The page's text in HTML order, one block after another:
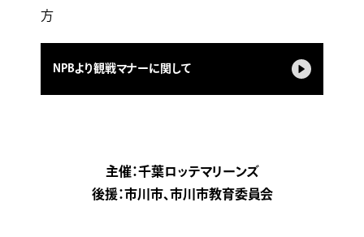
方
NPBより観戦マナーに関して
主催：千葉ロッテマリーンズ
後援：市川市、市川市教育委員会